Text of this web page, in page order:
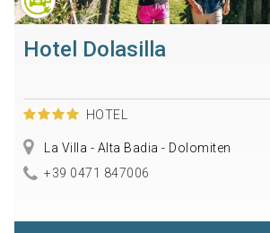
Hotel Dolasilla
HOTEL
La Villa - Alta Badia - Dolomiten
+39 0471 847006